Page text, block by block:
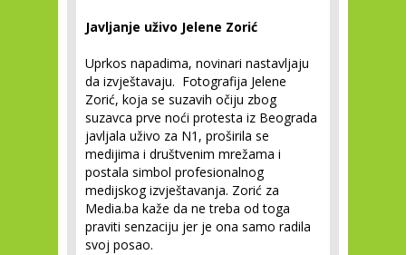
Javljanje uživo Jelene Zorić
Uprkos napadima, novinari nastavljaju
da izvještavaju. Fotografija Jelene
Zorić, koja se suzavih očiju zbog
suzavca prve noći protesta iz Beograda
javljala uživo za N1, proširila se
medijima i društvenim mrežama i
postala simbol profesionalnog
medijskog izvještavanja. Zorić za
Media.ba kaže da ne treba od toga
praviti senzaciju jer je ona samo radila
svoj posao.